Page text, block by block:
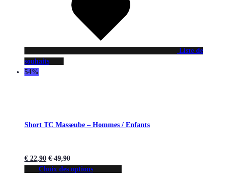
Liste de
souhaits
54%
Short TC Masseube – Hommes / Enfants
€ 22,90 €49,90
Choix des options